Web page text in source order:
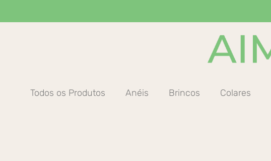
Todos os Produtos Anéis Brincos Colares